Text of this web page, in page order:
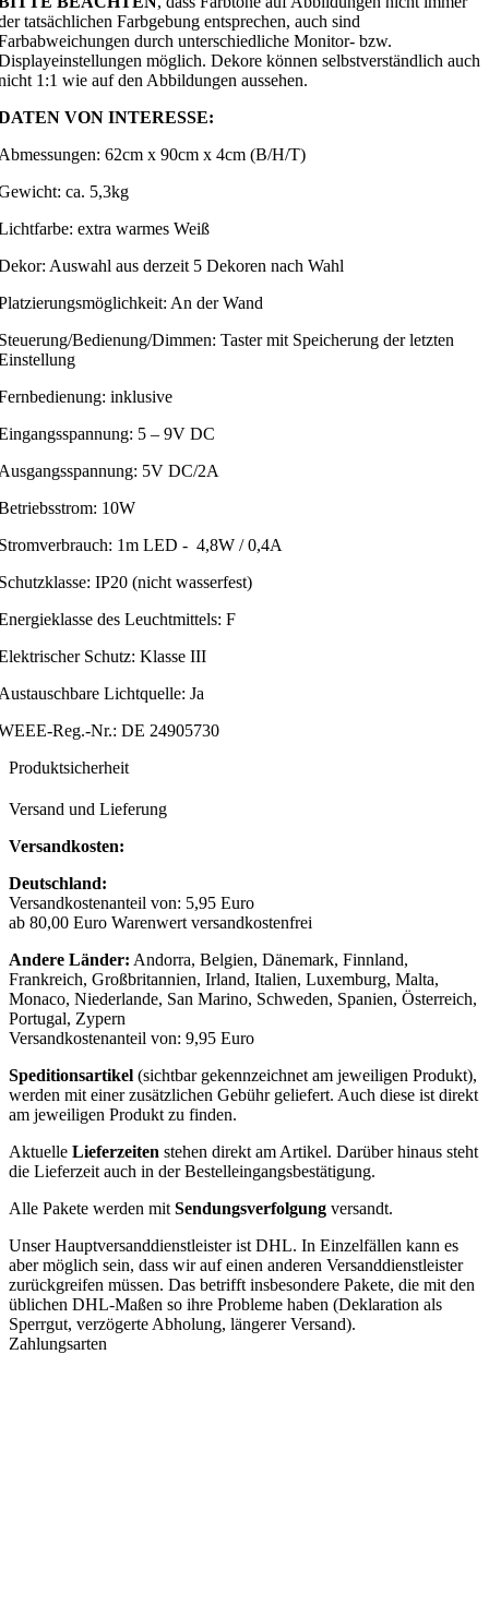
tatsächlichen Farbgebung entsprechen, auch sind
durch unterschiedliche Monitor- bzw.
möglich. Dekore können selbstverständlich auch
1:1 wie auf den Abbildungen aussehen.
VON INTERESSE:
62cm x 90cm x 4cm (B/H/T)
ca. 5,3kg
extra warmes Weiß
Auswahl aus derzeit 5 Dekoren nach Wahl
An der Wand
Bedienung/Dimmen: Taster mit Speicherung der letzten
inklusive
5 – 9V DC
5V DC/2A
10W
1m LED - 4,8W / 0,4A
IP20 (nicht wasserfest)
des Leuchtmittels: F
Schutz: Klasse III
Lichtquelle: Ja
Reg.-Nr.: DE 24905730
Produktsicherheit
Versand und Lieferung
Versandkosten:
Deutschland:
Versandkostenanteil von: 5,95 Euro
ab 80,00 Euro Warenwert versandkostenfrei
Andere Länder: Andorra, Belgien, Dänemark, Finnland,
Frankreich, Großbritannien, Irland, Italien, Luxemburg, Malta,
Monaco, Niederlande, San Marino, Schweden, Spanien, Österreich,
Portugal, Zypern
Versandkostenanteil von: 9,95 Euro
Speditionsartikel (sichtbar gekennzeichnet am jeweiligen Produkt),
werden mit einer zusätzlichen Gebühr geliefert. Auch diese ist direkt
am jeweiligen Produkt zu finden.
Aktuelle Lieferzeiten stehen direkt am Artikel. Darüber hinaus steht
die Lieferzeit auch in der Bestelleingangsbestätigung.
Alle Pakete werden mit Sendungsverfolgung versandt.
Unser Hauptversanddienstleister ist DHL. In Einzelfällen kann es
aber möglich sein, dass wir auf einen anderen Versanddienstleister
zurückgreifen müssen. Das betrifft insbesondere Pakete, die mit den
üblichen DHL-Maßen so ihre Probleme haben (Deklaration als
Sperrgut, verzögerte Abholung, längerer Versand).
Zahlungsarten